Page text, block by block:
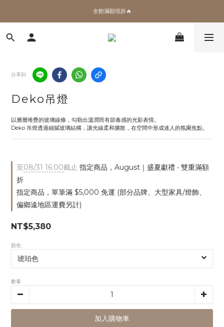
✨加入會員 即領100購物金🎫
全館滿額現折🔥
加拿大Umbra．買千送百🎫
分享到
Deko吊燈
以層層堆疊的玻璃線條，勾勒出溫潤而有節奏感的光影表情。
Deko 吊燈透過細膩玻璃結構，讓光線柔和擴散，在空間中形成迷人的氛圍焦點。
至08/31 16:00截止 指定商品，August｜盛夏獻禮 ‧ 雙重滿額
折
指定商品，單筆滿 $5,000 免運 (部分品牌、大型家具/燈飾、
偏鄉遠地區運費另計)
NT$5,380
顏色
數量
加入購物車